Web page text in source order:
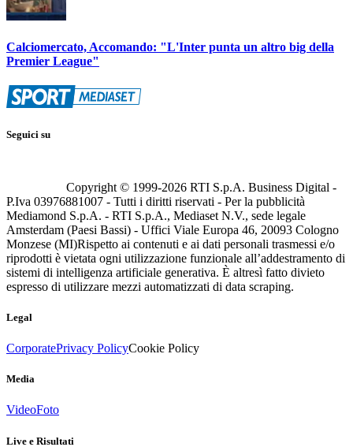
Calciomercato, Accomando: "L'Inter punta un altro big della
Premier League"
Seguici su
Copyright © 1999-2026 RTI S.p.A. Business Digital -
P.Iva 03976881007 - Tutti i diritti riservati - Per la pubblicità
Mediamond S.p.A. - RTI S.p.A., Mediaset N.V., sede legale
Amsterdam (Paesi Bassi) - Uffici Viale Europa 46, 20093 Cologno
Monzese (MI)Rispetto ai contenuti e ai dati personali trasmessi e/o
riprodotti è vietata ogni utilizzazione funzionale all’addestramento di
sistemi di intelligenza artificiale generativa. È altresì fatto divieto
espresso di utilizzare mezzi automatizzati di data scraping.
Legal
CorporatePrivacy PolicyCookie Policy
Media
VideoFoto
Live e Risultati